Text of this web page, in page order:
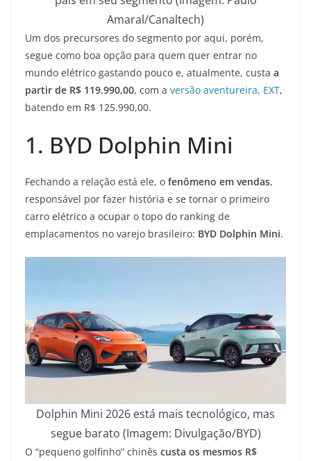
Amaral/Canaltech)
Um dos precursores do segmento por aqui, porém,
segue como boa opção para quem quer entrar no
mundo elétrico gastando pouco e, atualmente, custa a
partir de R$ 119.990,00, com a versão aventureira, EXT,
batendo em R$ 125.990,00.
1. BYD Dolphin Mini
Fechando a relação está ele, o fenômeno em vendas,
responsável por fazer história e se tornar o primeiro
carro elétrico a ocupar o topo do ranking de
emplacamentos no varejo brasileiro: BYD Dolphin Mini.
Dolphin Mini 2026 está mais tecnológico, mas
segue barato (Imagem: Divulgação/BYD)
O “pequeno golfinho” chinês custa os mesmos R$